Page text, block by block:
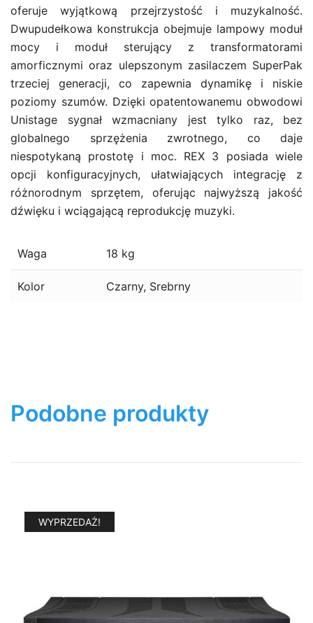
oferuje wyjątkową przejrzystość i muzykalność.
Dwupudełkowa konstrukcja obejmuje lampowy moduł
mocy i moduł sterujący z transformatorami
amorficznymi oraz ulepszonym zasilaczem SuperPak
trzeciej generacji, co zapewnia dynamikę i niskie
poziomy szumów. Dzięki opatentowanemu obwodowi
Unistage sygnał wzmacniany jest tylko raz, bez
globalnego sprzężenia zwrotnego, co daje
niespotykaną prostotę i moc. REX 3 posiada wiele
opcji konfiguracyjnych, ułatwiających integrację z
różnorodnym sprzętem, oferując najwyższą jakość
dźwięku i wciągającą reprodukcję muzyki.
Waga 18 kg
Kolor Czarny, Srebrny
Podobne produkty
WYPRZEDAŻ!